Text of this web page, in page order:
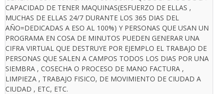
CAPACIDAD DE TENER MAQUINAS(ESFUERZO DE ELLAS ,
MUCHAS DE ELLAS 24/7 DURANTE LOS 365 DIAS DEL
AÑO=DEDICADAS A ESO AL 100%) Y PERSONAS QUE USAN UN
PROGRAMA EN COSA DE MINUTOS PUEDEN GENERAR UNA
CIFRA VIRTUAL QUE DESTRUYE POR EJEMPLO EL TRABAJO DE
PERSONAS QUE SALEN A CAMPOS TODOS LOS DIAS POR UNA
SIEMBRA , COSECHA O PROCESO DE MANO FACTURA ,
LIMPIEZA , TRABAJO FISICO, DE MOVIMIENTO DE CIUDAD A
CIUDAD , ETC, ETC.